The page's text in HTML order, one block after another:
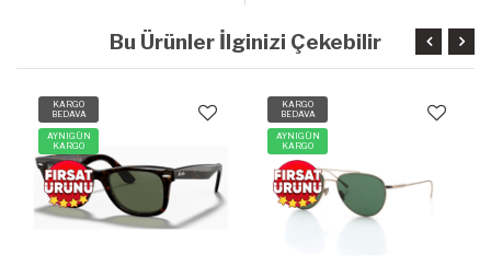
Bu Ürünler İlginizi Çekebilir
KARGO
BEDAVA
AYNIGÜN
KARGO
KARGO
BEDAVA
AYNIGÜN
KARGO